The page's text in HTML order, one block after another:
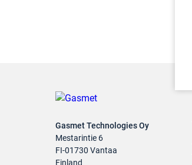
Gasmet Technologies Oy
Mestarintie 6
FI-01730 Vantaa